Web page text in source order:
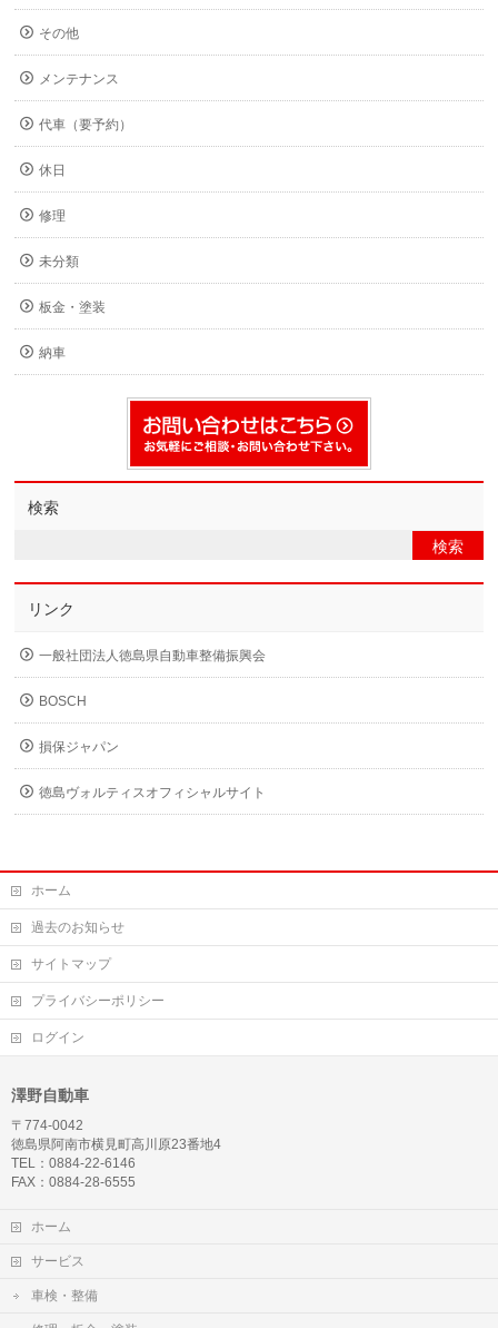
その他
メンテナンス
代車（要予約）
休日
修理
未分類
板金・塗装
納車
検索
リンク
一般社団法人徳島県自動車整備振興会
BOSCH
損保ジャパン
徳島ヴォルティスオフィシャルサイト
ホーム
過去のお知らせ
サイトマップ
プライバシーポリシー
ログイン
澤野自動車
〒774-0042
徳島県阿南市横見町高川原23番地4
TEL：0884-22-6146
FAX：0884-28-6555
ホーム
サービス
車検・整備